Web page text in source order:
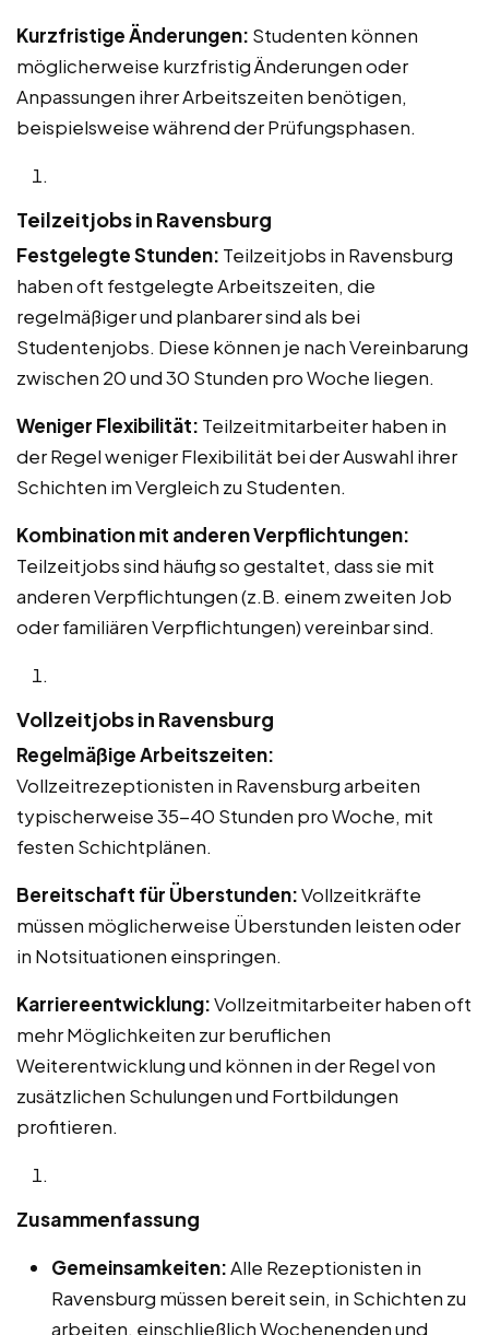
Kurzfristige Änderungen: Studenten können
möglicherweise kurzfristig Änderungen oder
Anpassungen ihrer Arbeitszeiten benötigen,
beispielsweise während der Prüfungsphasen.
Teilzeitjobs in Ravensburg
Festgelegte Stunden: Teilzeitjobs in Ravensburg
haben oft festgelegte Arbeitszeiten, die
regelmäßiger und planbarer sind als bei
Studentenjobs. Diese können je nach Vereinbarung
zwischen 20 und 30 Stunden pro Woche liegen.
Weniger Flexibilität: Teilzeitmitarbeiter haben in
der Regel weniger Flexibilität bei der Auswahl ihrer
Schichten im Vergleich zu Studenten.
Kombination mit anderen Verpflichtungen:
Teilzeitjobs sind häufig so gestaltet, dass sie mit
anderen Verpflichtungen (z.B. einem zweiten Job
oder familiären Verpflichtungen) vereinbar sind.
Vollzeitjobs in Ravensburg
Regelmäßige Arbeitszeiten:
Vollzeitrezeptionisten in Ravensburg arbeiten
typischerweise 35-40 Stunden pro Woche, mit
festen Schichtplänen.
Bereitschaft für Überstunden:Vollzeitkräfte
müssen möglicherweise Überstunden leisten oder
in Notsituationen einspringen.
Karriereentwicklung:Vollzeitmitarbeiter haben oft
mehr Möglichkeiten zur beruflichen
Weiterentwicklung und können in der Regel von
zusätzlichen Schulungen und Fortbildungen
profitieren.
Zusammenfassung
Gemeinsamkeiten:Alle Rezeptionisten in
Ravensburg müssen bereit sein, in Schichten zu
arbeiten, einschließlich Wochenenden und